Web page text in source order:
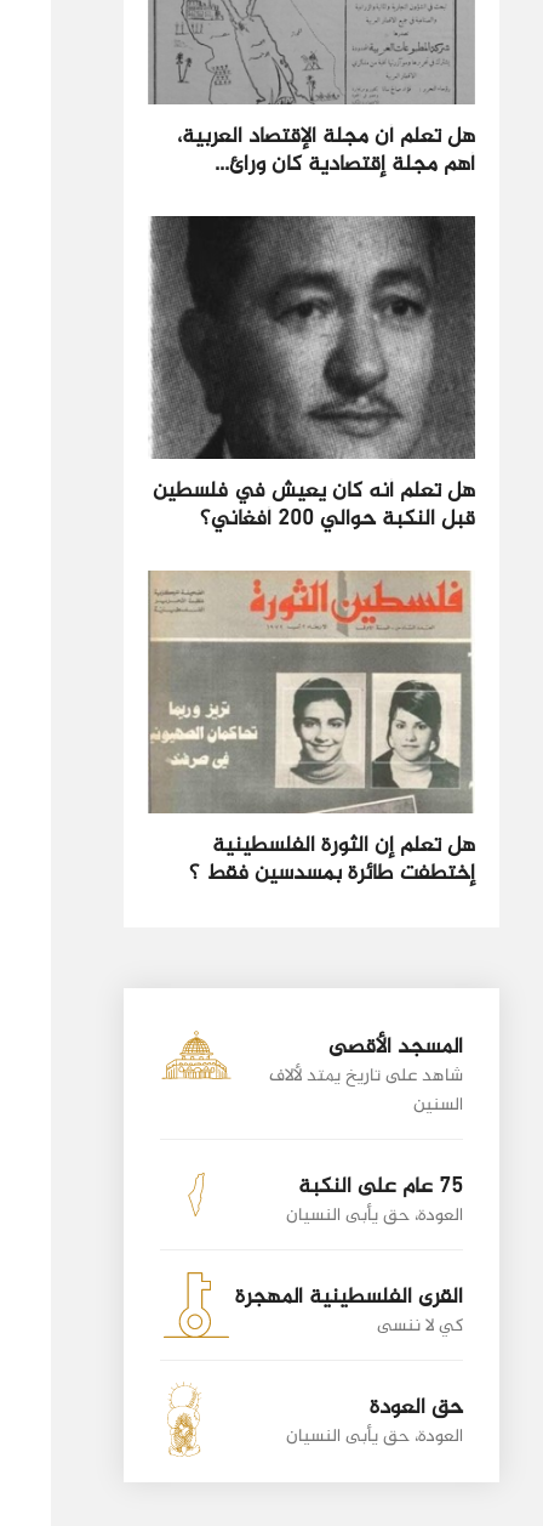
هل تعلم أن مجلة الإقتصاد العربية،
أهم مجلة إقتصادية كان ورائ...
هل تعلم أنه كان يعيش في فلسطين
قبل النكبة حوالي 200 أفغاني؟
هل تعلم إن الثورة الفلسطينية
إختطفت طائرة بمسدسين فقط ؟
المسجد الأقصى
شاهد على تاريخ يمتد لألاف
السنين
75 عام على النكبة
العودة، حق يأبى النسيان
القرى الفلسطينية المهجرة
كي لا ننسى
حق العودة
العودة، حق يأبى النسيان